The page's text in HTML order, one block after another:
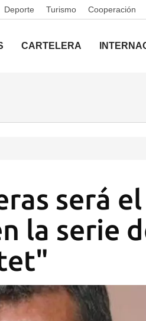
Deporte Turismo Cooperación
CARTELERA
será
la serie